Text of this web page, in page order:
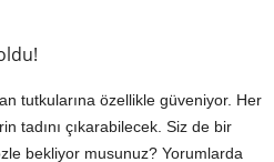
tutkularına özellikle güveniyor. Her
tadını çıkarabilecek. Siz de bir
bekliyor musunuz? Yorumlarda